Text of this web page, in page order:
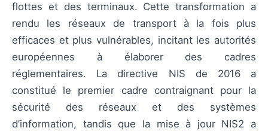
flottes et des terminaux. Cette transformation a
rendu les réseaux de transport à la fois plus
efficaces et plus vulnérables, incitant les autorités
européennes à élaborer des cadres
réglementaires. La directive NIS de 2016 a
constitué le premier cadre contraignant pour la
sécurité des réseaux et des systèmes
d’information, tandis que la mise à jour NIS2 a